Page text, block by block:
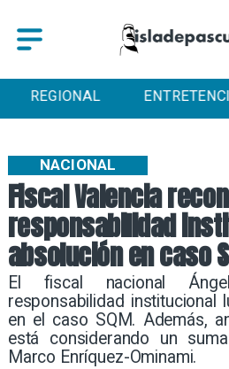
ENTRETENCIÓN
Fiscal Valencia
responsabilidad
absolución en caso
El fiscal nacional
responsabilidad institucional
en el caso SQM. Además,
está considerando un
Marco Enríquez-Ominami.
NACIONAL